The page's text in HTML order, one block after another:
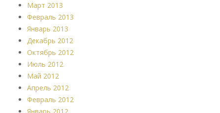
Март 2013
Февраль 2013
Январь 2013
Декабрь 2012
Октябрь 2012
Июль 2012
Май 2012
Апрель 2012
Февраль 2012